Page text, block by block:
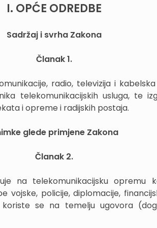
I. OPĆE ODREDBE
Sadržaj i svrha Zakona
Članak 1.
radio, televizija i
telekomunikacijskih usluga, te
i opreme i radijskih postaja.
glede primjene Zakona
Članak 2.
na telekomunikacijsku opremu
vojske, policije, diplomacije,
se na temelju ugovora